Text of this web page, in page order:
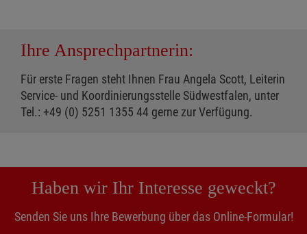
Ihre Ansprechpartnerin:
Für erste Fragen steht Ihnen Frau Angela Scott, Leiterin
Service- und Koordinierungsstelle Südwestfalen, unter
Tel.: +49 (0) 5251 1355 44 gerne zur Verfügung.
Haben wir Ihr Interesse geweckt?
Senden Sie uns Ihre Bewerbung über das Online-Formular!